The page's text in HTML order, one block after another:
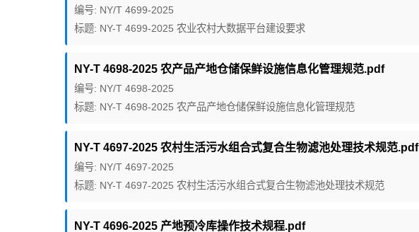
编号: NY/T 4699-2025
标题: NY-T 4699-2025 农业农村大数据平台建设要求
NY-T 4698-2025 农产品产地仓储保鲜设施信息化管理规范.pdf
编号: NY/T 4698-2025
标题: NY-T 4698-2025 农产品产地仓储保鲜设施信息化管理规范
NY-T 4697-2025 农村生活污水组合式复合生物滤池处理技术规范.pdf
编号: NY/T 4697-2025
标题: NY-T 4697-2025 农村生活污水组合式复合生物滤池处理技术规范
NY-T 4696-2025 产地预冷库操作技术规程.pdf